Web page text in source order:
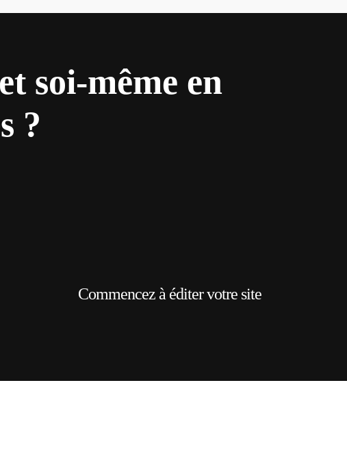
soi-même en
?
Commencez à éditer votre site